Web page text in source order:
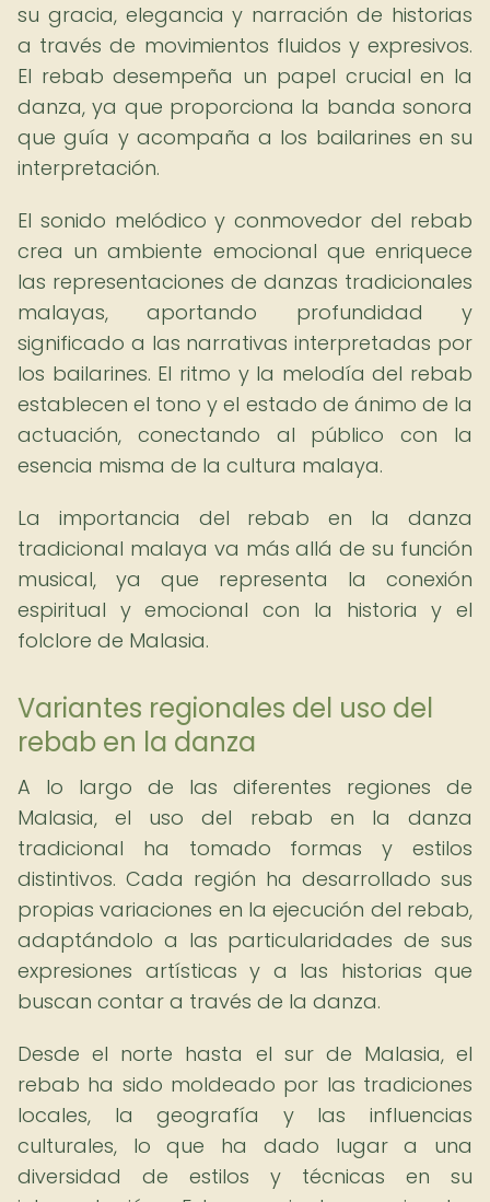
su gracia, elegancia y narración de historias
a través de movimientos fluidos y expresivos.
El rebab desempeña un papel crucial en la
danza, ya que proporciona la banda sonora
que guía y acompaña a los bailarines en su
interpretación.
El sonido melódico y conmovedor del rebab
crea un ambiente emocional que enriquece
las representaciones de danzas tradicionales
malayas, aportando profundidad y
significado a las narrativas interpretadas por
los bailarines. El ritmo y la melodía del rebab
establecen el tono y el estado de ánimo de la
actuación, conectando al público con la
esencia misma de la cultura malaya.
La importancia del rebab en la danza
tradicional malaya va más allá de su función
musical, ya que representa la conexión
espiritual y emocional con la historia y el
folclore de Malasia.
Variantes regionales del uso del
rebab en la danza
A lo largo de las diferentes regiones de
Malasia, el uso del rebab en la danza
tradicional ha tomado formas y estilos
distintivos. Cada región ha desarrollado sus
propias variaciones en la ejecución del rebab,
adaptándolo a las particularidades de sus
expresiones artísticas y a las historias que
buscan contar a través de la danza.
Desde el norte hasta el sur de Malasia, el
rebab ha sido moldeado por las tradiciones
locales, la geografía y las influencias
culturales, lo que ha dado lugar a una
diversidad de estilos y técnicas en su